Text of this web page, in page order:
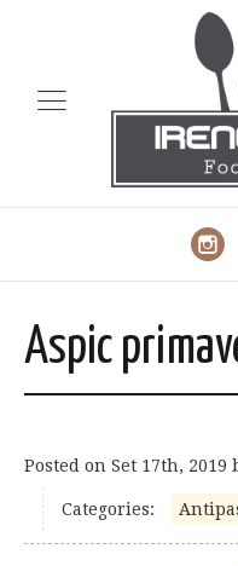
Aspic
Posted on Set 17th, 2019
Categories: